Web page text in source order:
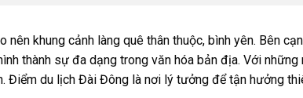
khung cảnh làng quê thân thuộc, bình yên. Bên
thành sự đa dạng trong văn hóa bản địa. Với
Điểm du lịch Đài Đông là nơi lý tưởng để tận hưởng